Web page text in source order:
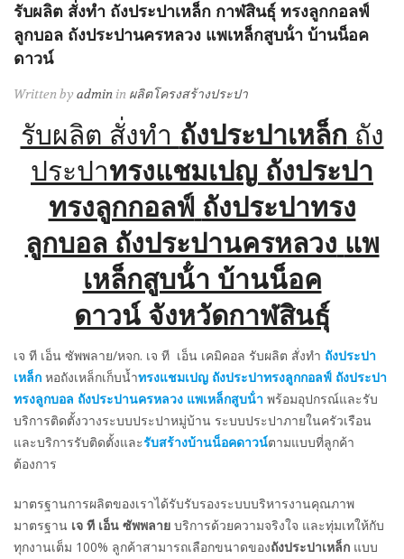
รับผลิต สั่งทำ ถังประปาเหล็ก กาฬสินธุ์ ทรงลูกกอลฟ์
ลูกบอล ถังประปานครหลวง แพเหล็กสูบน้ํา บ้านน็อค
ดาวน์
Written by adminin ผลิตโครงสร้างประปา
รับผลิต สั่งทำ ถังประปาเหล็ก ถัง
ประปาทรงแชมเปญ ถังประปา
ทรงลูกกอลฟ์ ถังประปาทรง
ลูกบอล ถังประปานครหลวง แพ
เหล็กสูบน้ํา บ้านน็อค
ดาวน์ จังหวัดกาฬสินธุ์
เจ ที เอ็น ซัพพลาย/หจก. เจ ที เอ็น เคมิคอล รับผลิต สั่งทำ ถังประปา
เหล็ก หอถังเหล็กเก็บน้ำทรงแชมเปญ ถังประปาทรงลูกกอลฟ์ ถังประปา
ทรงลูกบอล ถังประปานครหลวง แพเหล็กสูบน้ํา พร้อมอุปกรณ์และรับ
บริการติดตั้งวางระบบประปาหมู่บ้าน ระบบประปาภายในครัวเรือน
และบริการรับติดตั้งและรับสร้างบ้านน็อคดาวน์ตามแบบที่ลูกค้า
ต้องการ
มาตรฐานการผลิตของเราได้รับรับรองระบบบริหารงานคุณภาพ
มาตรฐาน เจ ที เอ็น ซัพพลาย บริการด้วยความจริงใจ และทุ่มเทให้กับ
ทุกงานเต็ม 100% ลูกค้าสามารถเลือกขนาดของถังประปาเหล็ก แบบ